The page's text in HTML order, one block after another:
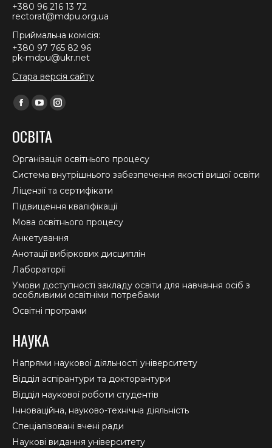
+380 96 216 13 72
rectorat@mdpu.org.ua
Приймальна комісія:
+380 97 765 82 96
pk-mdpu@ukr.net
Стара версія сайту
Find us on:
Facebook
opens
in
new
window
YouTube
opens
in
new
window
Instagram
in
new
window
ОСВІТА
Організація освітнього процесу
Система внутрішнього забезпечення якості вищої освіти
Ліцензії та сертифікати
Підвищення кваліфікації
Мова освітнього процесу
Анкетування
Анотації вибіркових дисциплін
Лабораторії
Умови доступності закладу освіти для навчання осіб з
особливими освітніми потребами
Освітні програми
НАУКА
Напрями наукової діяльності університету
Відділ аспірантури та докторантури
Відділ наукової роботи студентів
Інноваційна, науково-технічна діяльність
Спеціалізовані вчені ради
Наукові видання університету